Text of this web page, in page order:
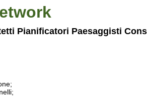
Pianificatori Paesaggisti